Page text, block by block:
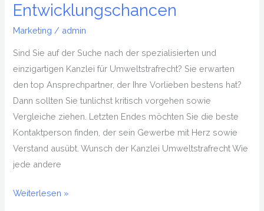
Entwicklungschancen
Marketing / admin
Sind Sie auf der Suche nach der spezialisierten und
einzigartigen Kanzlei für Umweltstrafrecht? Sie erwarten
den top Ansprechpartner, der Ihre Vorlieben bestens hat?
Dann sollten Sie tunlichst kritisch vorgehen sowie
Vergleiche ziehen. Letzten Endes möchten Sie die beste
Kontaktperson finden, der sein Gewerbe mit Herz sowie
Verstand ausübt. Wunsch der Kanzlei Umweltstrafrecht Wie
jede andere
Weiterlesen »